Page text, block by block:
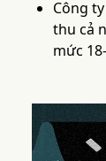
Công
thu cả
mức